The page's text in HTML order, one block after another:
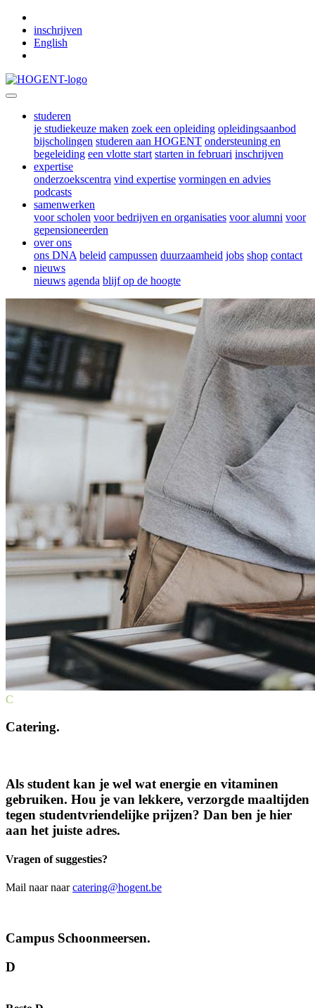
inschrijven
English
studeren
je studiekeuze maken zoek een opleiding opleidingsaanbod
bijscholingen studeren aan HOGENT ondersteuning en
begeleiding een vlotte start starten in februari inschrijven
expertise
onderzoekscentra vind expertise vormingen en advies
podcasts
samenwerken
voor scholen voor bedrijven en organisaties voor alumni voor
gepensioneerden
over ons
ons DNA beleid campussen duurzaamheid jobs shop contact
nieuws
nieuws agenda blijf op de hoogte
C
Catering.
Als student kan je wel wat energie en vitaminen
gebruiken. Hou je van lekkere, verzorgde maaltijden
tegen student­vriendelijke prijzen? Dan ben je hier
aan het juiste adres.
Vragen of suggesties?
Mail naar naarcatering@hogent.be
Campus Schoonmeersen.
D